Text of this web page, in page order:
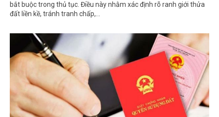
bắt buộc trong thủ tục. Điều này nhằm xác định rõ ranh giới thửa
đất liền kề, tránh tranh chấp,...